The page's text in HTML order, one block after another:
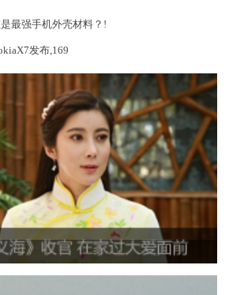
最强手机外壳材料？!
发布,169